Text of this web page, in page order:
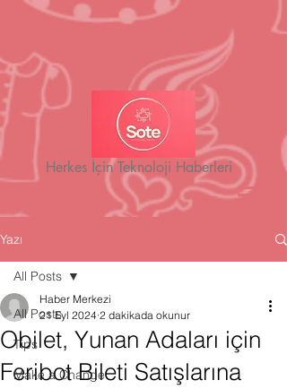
Herkes İçin Teknoloji Haberleri
Yazı
All Posts
Tips
Make a Change
All Posts
Obilet, Yunan Adaları için
Feribot Bileti Satışlarına
Haber Merkezi
21 Eyl 2024 2 dakikada okunur